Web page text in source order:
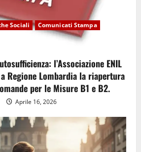
Sociali
Comunicati Stampa
l’Associazione ENIL
Regione Lombardia la riapertura
per le Misure B1 e B2.
Aprile 16, 2026